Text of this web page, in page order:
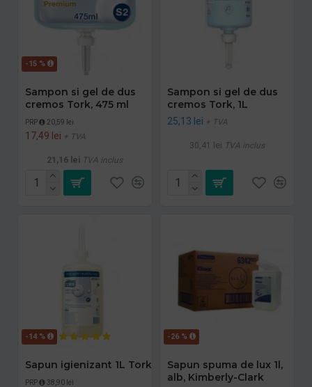
-15 %
Sampon si gel de dus
cremos Tork, 475 ml
PRP 20,59 lei
17,49 lei + TVA
21,16 lei TVA inclus
Sampon si gel de dus
cremos Tork, 1L
25,13 lei + TVA
30,41 lei TVA inclus
-14 %
Sapun igienizant 1L Tork
PRP 38,90 lei
-26 %
Sapun spuma de lux 1l,
alb, Kimberly-Clark